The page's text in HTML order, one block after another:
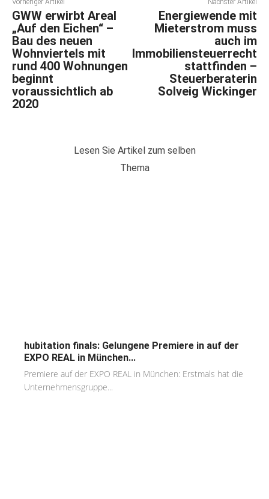
Vorheriger Artikel
GWW erwirbt Areal
„Auf den Eichen“ –
Bau des neuen
Wohnviertels mit
rund 400 Wohnungen
beginnt
voraussichtlich ab
2020
Nächster Artikel
Energiewende mit
Mieterstrom muss
auch im
Immobiliensteuerrecht
stattfinden –
Steuerberaterin
Solveig Wickinger
Lesen Sie Artikel zum selben
Thema
hubitation finals: Gelungene Premiere in auf der
EXPO REAL in München...
Premiere auf der EXPO REAL in München: Erstmals hat die
Unternehmensgruppe...